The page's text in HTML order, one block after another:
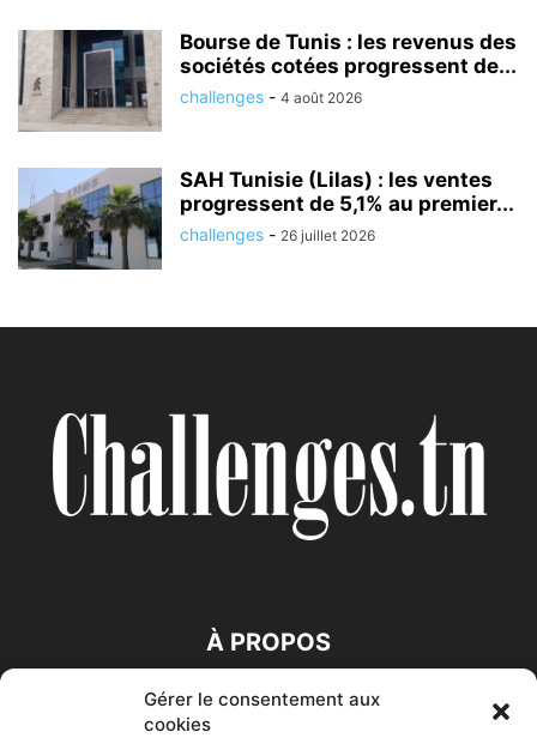
Gérer le consentement aux
cookies
Bourse de Tunis : les revenus des
sociétés cotées progressent de...
challenges - 4 août 2026
SAH Tunisie (Lilas) : les ventes
progressent de 5,1% au premier...
challenges - 26 juillet 2026
À PROPOS
SUIVEZ NOUS